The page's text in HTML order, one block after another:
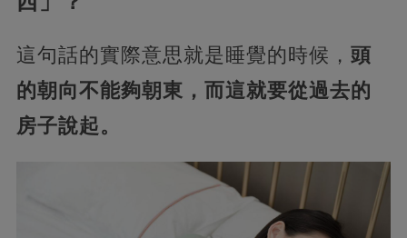
這句話的實際意思就是睡覺的時候， 頭
的朝向不能夠朝東，而這就要從過去的
房子說起。